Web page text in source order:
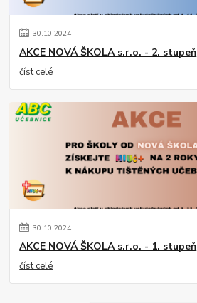
30.10.2024
AKCE NOVÁ ŠKOLA s.r.o. - 2. stupeň
číst celé
30.10.2024
AKCE NOVÁ ŠKOLA s.r.o. - 1. stupeň
číst celé